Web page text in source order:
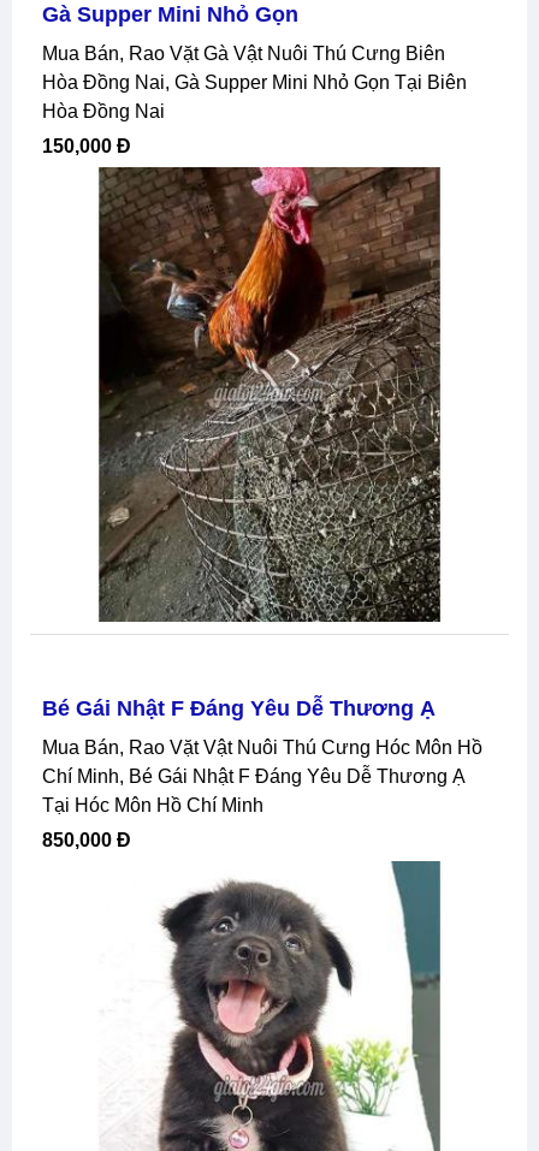
Gà Supper Mini Nhỏ Gọn
Mua Bán, Rao Vặt Gà Vật Nuôi Thú Cưng Biên
Hòa Đồng Nai, Gà Supper Mini Nhỏ Gọn Tại Biên
Hòa Đồng Nai
150,000 Đ
Bé Gái Nhật F Đáng Yêu Dễ Thương Ạ
Mua Bán, Rao Vặt Vật Nuôi Thú Cưng Hóc Môn Hồ
Chí Minh, Bé Gái Nhật F Đáng Yêu Dễ Thương Ạ
Tại Hóc Môn Hồ Chí Minh
850,000 Đ